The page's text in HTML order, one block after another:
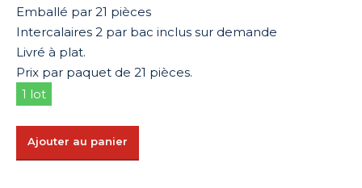
Emballé par 21 pièces
Intercalaires 2 par bac inclus sur demande
Livré à plat.
Prix par paquet de 21 pièces.
1 lot
Ajouter au panier